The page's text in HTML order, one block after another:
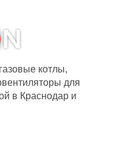
котлы,
для
в Краснодар и